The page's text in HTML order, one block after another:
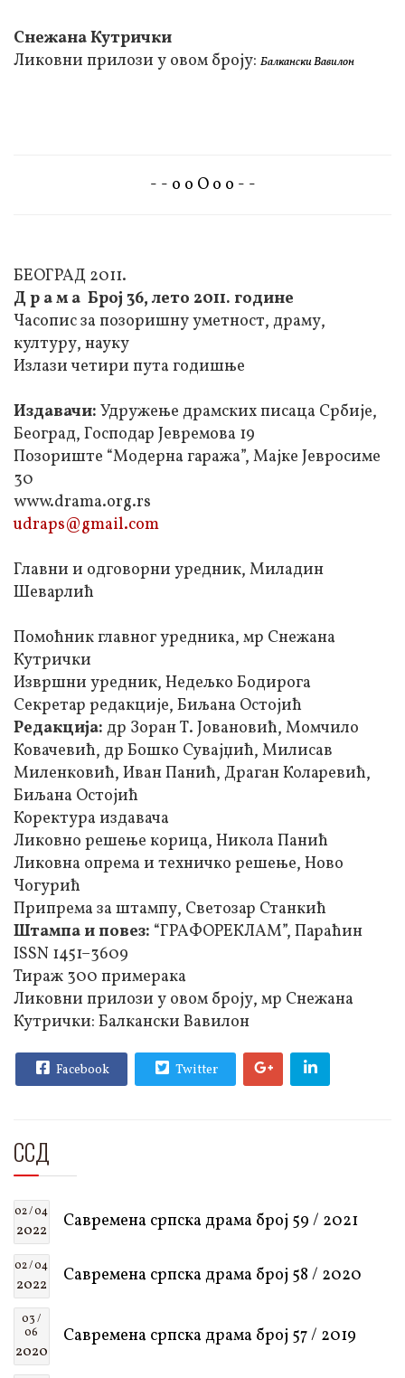
Снежана Кутрички
Ликовни прилози у овом броју: Балкански Вавилон
- - о о О о о - -
БЕОГРАД 2011.
Д р а м а Број 36, лето 2011. године
Часопис за позоришну уметност, драму,
културу, науку
Излази четири пута годишње
Издавачи: Удружење драмских писаца Србије,
Београд, Господар Јевремова 19
Позориште “Модерна гаража”, Мајке Јевросиме
30
www.drama.org.rs
udraps@gmail.com
Главни и одговорни уредник, Миладин
Шеварлић
Помоћник главног уредника, мр Снежана
Кутрички
Извршни уредник, Недељко Бодирога
Секретар редакције, Биљана Остојић
Редакција: др Зоран Т. Јовановић, Момчило
Ковачевић, др Бошко Сувајџић, Милисав
Миленковић, Иван Панић, Драган Коларевић,
Биљана Остојић
Коректура издавача
Ликовно решење корица, Никола Панић
Ликовна опрема и техничко решење, Ново
Чогурић
Припрема за штампу, Светозар Станкић
Штампа и повез: “ГРАФОРЕКЛАМ”, Параћин
ISSN 1451–3609
Тираж 300 примерака
Ликовни прилози у овом броју, мр Снежана
Кутрички: Балкански Вавилон
Facebook Twitter
ССД
02 / 04
2022 Савремена српска драма број 59 / 2021
02 / 04
2022 Савремена српска драма број 58 / 2020
03 /
06
2020
Савремена српска драма број 57 / 2019